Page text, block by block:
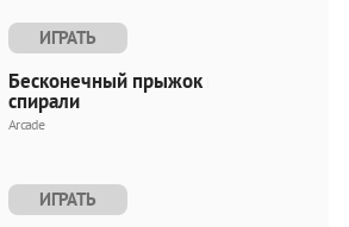
ИГРАТЬ
Бесконечный прыжок по
спирали
Arcade
ИГРАТЬ